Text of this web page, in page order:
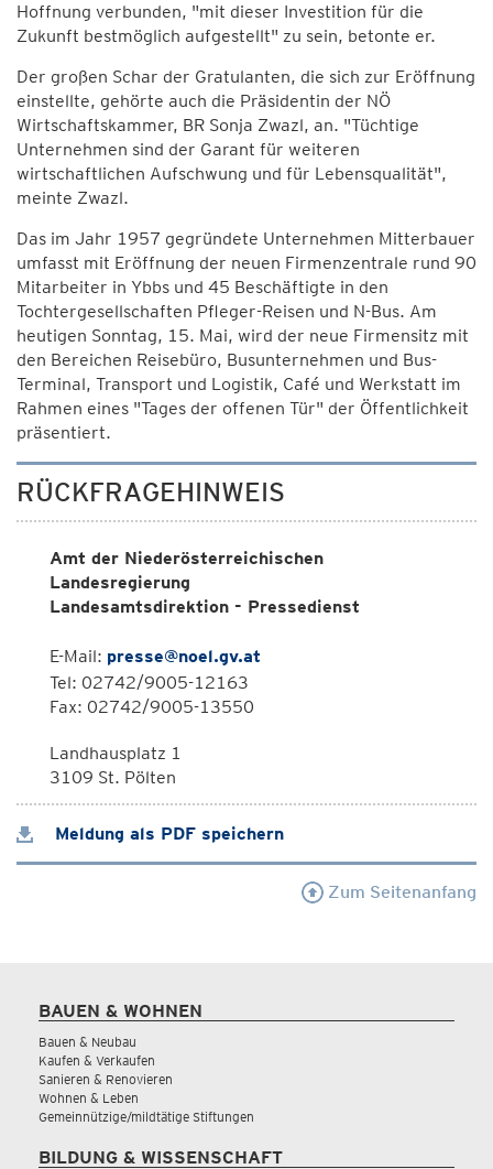
Hoffnung verbunden, "mit dieser Investition für die
Zukunft bestmöglich aufgestellt" zu sein, betonte er.
Der großen Schar der Gratulanten, die sich zur Eröffnung
einstellte, gehörte auch die Präsidentin der NÖ
Wirtschaftskammer, BR Sonja Zwazl, an. "Tüchtige
Unternehmen sind der Garant für weiteren
wirtschaftlichen Aufschwung und für Lebensqualität",
meinte Zwazl.
Das im Jahr 1957 gegründete Unternehmen Mitterbauer
umfasst mit Eröffnung der neuen Firmenzentrale rund 90
Mitarbeiter in Ybbs und 45 Beschäftigte in den
Tochtergesellschaften Pfleger-Reisen und N-Bus. Am
heutigen Sonntag, 15. Mai, wird der neue Firmensitz mit
den Bereichen Reisebüro, Busunternehmen und Bus-
Terminal, Transport und Logistik, Café und Werkstatt im
Rahmen eines "Tages der offenen Tür" der Öffentlichkeit
präsentiert.
RÜCKFRAGEHINWEIS
Amt der Niederösterreichischen
Landesregierung
Landesamtsdirektion - Pressedienst
E-Mail: presse@noel.gv.at
Tel: 02742/9005-12163
Fax: 02742/9005-13550
Landhausplatz 1
3109 St. Pölten
Meldung als PDF speichern
Zum Seitenanfang
BAUEN & WOHNEN
Bauen & Neubau
Kaufen & Verkaufen
Sanieren & Renovieren
Wohnen & Leben
Gemeinnützige/mildtätige Stiftungen
BILDUNG & WISSENSCHAFT